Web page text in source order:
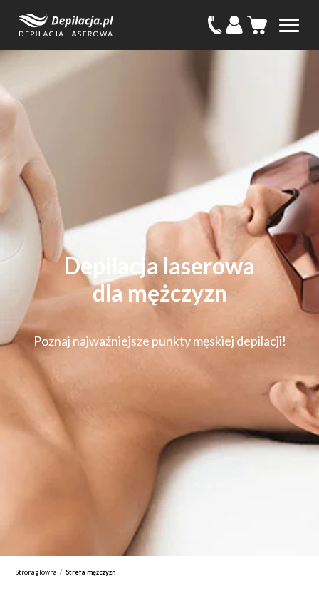
Depilacja laserowa
dla mężczyzn
Poznaj najważniejsze punkty męskiej depilacji!
Strona główna / Strefa mężczyzn